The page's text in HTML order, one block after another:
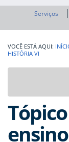
Serviços
HISTÓRIA VI